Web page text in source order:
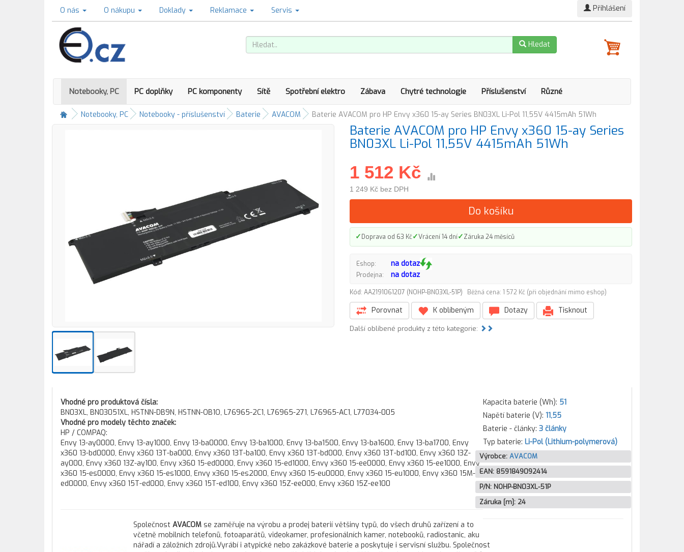
O nás O nákupu Doklady Reklamace Servis Přihlášení
Hledat
Notebooky, PC PC doplňky PC komponenty Sítě Spotřební elektro Zábava Chytré technologie Příslušenství Různé
Notebooky, PC Notebooky - příslušenství Baterie AVACOM Baterie AVACOM pro HP Envy x360 15-ay Series BN03XL Li-Pol 11,55V 4415mAh 51Wh
Baterie AVACOM pro HP Envy x360 15-ay Series
BN03XL Li-Pol 11,55V 4415mAh 51Wh
1 512 Kč
1 249 Kč bez DPH
Do košíku
✓Doprava od 63 Kč✓Vrácení 14 dní✓Záruka 24 měsíců
Eshop: na dotaz
Prodejna: na dotaz
Kód: AA2191061207 (NOHP-BN03XL-51P) Běžná cena: 1 572 Kč (při objednání mimo eshop)
Porovnat K oblíbeným Dotazy Tisknout
Další oblíbené produkty z této kategorie:
Vhodné pro produktová čísla:
BN03XL, BN03051XL, HSTNN-DB9N, HSTNN-OB1O, L76965-2C1, L76965-271, L76965-AC1, L77034-005
Vhodné pro modely těchto značek:
HP / COMPAQ:
Envy 13-ay0000, Envy 13-ay1000, Envy 13-ba0000, Envy 13-ba1000, Envy 13-ba1500, Envy 13-ba1600, Envy 13-ba1700, Envy
x360 13-bd0000, Envy x360 13T-ba000, Envy x360 13T-ba100, Envy x360 13T-bd000, Envy x360 13T-bd100, Envy x360 13Z-
ay000, Envy x360 13Z-ay100, Envy x360 15-ed0000, Envy x360 15-ed1000, Envy x360 15-ee0000, Envy x360 15-ee1000, Envy
x360 15-es0000, Envy x360 15-es1000, Envy x360 15-es2000, Envy x360 15-eu0000, Envy x360 15-eu1000, Envy x360 15M-
ed0000, Envy x360 15T-ed000, Envy x360 15T-ed100, Envy x360 15Z-ee000, Envy x360 15Z-ee100
Společnost AVACOM se zaměřuje na výrobu a prodej baterií většiny typů, do všech druhů zařízení a to
včetně mobilních telefonů, fotoaparátů, videokamer, profesionálních kamer, notebooků, radiostanic, aku
nářadí a záložních zdrojů.Vyrábí i atypické nebo zakázkové baterie a poskytuje i servisní službu. Společnost
Kapacita baterie (Wh): 51
Napětí baterie (V): 11,55
Baterie - články: 3 články
Typ baterie: Li-Pol (Lithium-polymerová)
Výrobce: AVACOM
EAN: 8591849092414
P/N: NOHP-BN03XL-51P
Záruka [m]: 24